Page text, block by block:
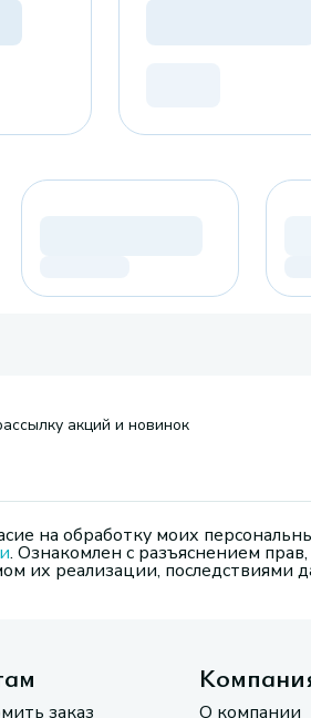
акций и новинок
на обработку моих
. Ознакомлен с разъяснением
их реализации, последствиями
заказ О компании